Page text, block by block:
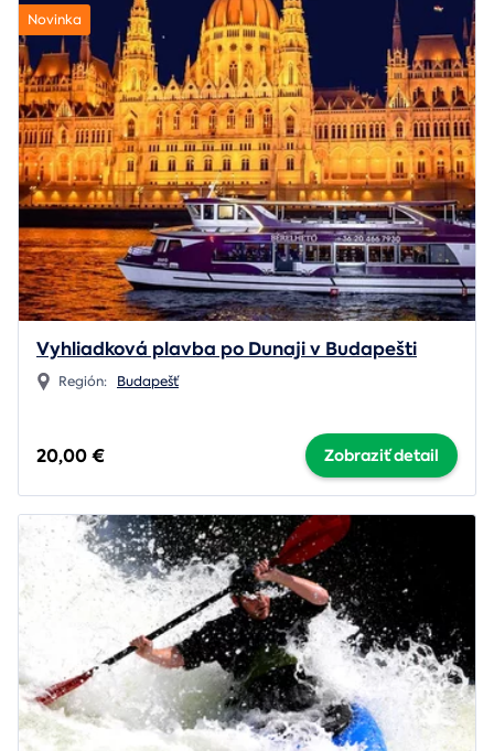
Novinka
Vyhliadková plavba po Dunaji v Budapešti
Región: Budapešť
20,00 € Zobraziť detail